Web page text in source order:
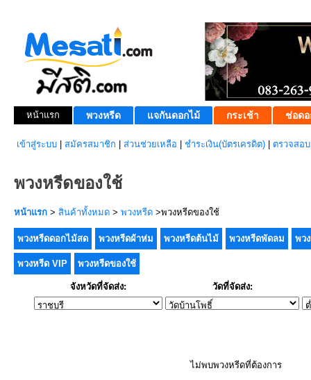
หน้าแรก พวงหรีด แจกันดอกไม้ กระเช้า ช่อดอ
เข้าสู่ระบบ สมัครสมาชิก ส่วนช่วยเหลือ ชำระเงิน(บัตรเครดิต) ตรวจสอ
พวงหรีดของใช้
หน้าแรก > สินค้าทั้งหมด > พวงหรีด >พวงหรีดของใช้
พวงหรีดดอกไม้สด พวงหรีดผ้าห่ม พวงหรีดต้นไม้ พวงหรีดพัดลม พว
พวงหรีด VIP พวงหรีดของใช้
จังหวัดที่จัดส่ง: วัดที่จัดส่ง:
ไม่พบพวงหรีดที่ต้องการ